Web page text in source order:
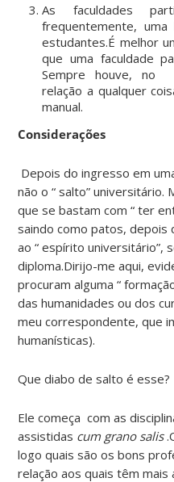
As faculdades
frequentemente,
estudantes.É melhor
que uma faculdade
Sempre houve, no
relação a qualquer
manual.
Considerações
Depois do ingresso em
não o “ salto” universitário.
que se bastam com “ ter
saindo como patos, depois
ao “ espírito universitário”,
diploma.Dirijo-me aqui,
procuram alguma “
das humanidades ou dos
meu correspondente, que
humanísticas).
Que diabo de salto é esse?
Ele começa com as
assistidas cum grano salis
logo quais são os bons
relação aos quais têm mais